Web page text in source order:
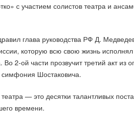
с участием солистов театра и
глава руководства РФ Д.
которую всю свою жизнь исполнял
2-ой части прозвучит третий акт из
симфония Шостаковича.
— это десятки талантливых
времени.